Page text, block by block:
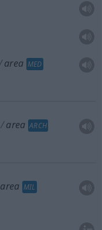
area MED
area ARCH
area MIL